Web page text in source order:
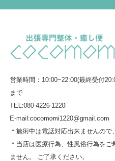
営業時間：10:00~22:00(最終受付
まで
TEL:080-4226-1220
E-mail:cocomomi1220@gmail.com
＊施術中は電話対応出来ませんので
＊当店は医療行為、性風俗行為を
ません。 ご了承ください。